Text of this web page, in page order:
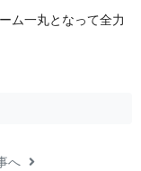
ム一丸となって全力
へ